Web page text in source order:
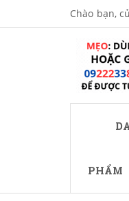
Chào bạn,
PHẨM